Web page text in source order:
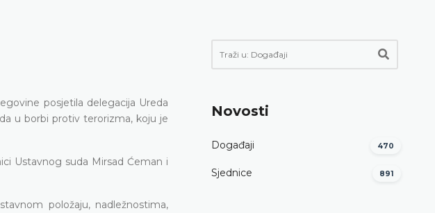
posjetila delegacija Ureda
u borbi protiv terorizma, koju je
Ustavnog suda Mirsad Ćeman i
položaju, nadležnostima,
Novosti
Događaji 470
Sjednice 891